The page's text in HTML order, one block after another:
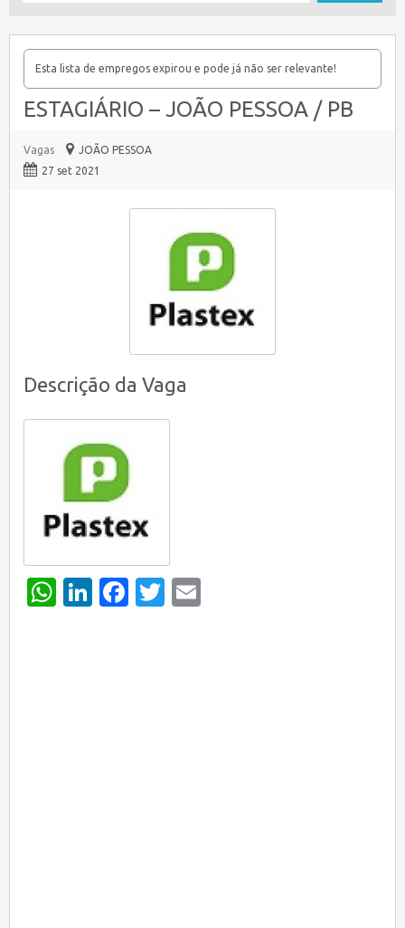
Esta lista de empregos expirou e pode já não ser relevante!
ESTAGIÁRIO – JOÃO PESSOA / PB
Vagas
JOÃO PESSOA
27 set 2021
Descrição da Vaga
WhatsApp
LinkedIn
Facebook
Twitter